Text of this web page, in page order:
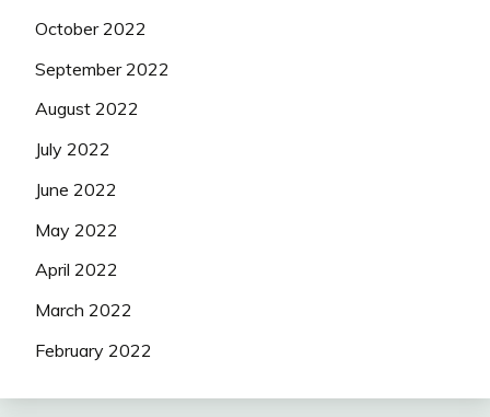
October 2022
September 2022
August 2022
July 2022
June 2022
May 2022
April 2022
March 2022
February 2022